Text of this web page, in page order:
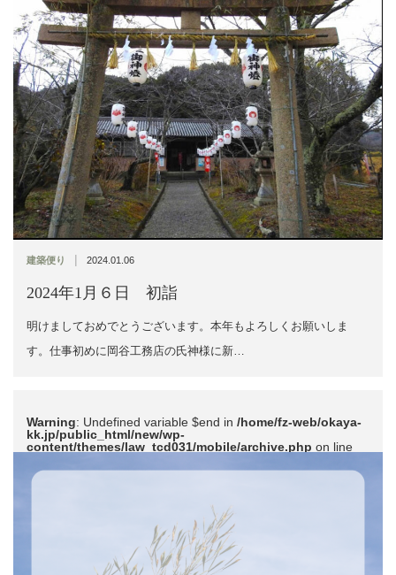
建築便り | 2024.01.06
2024年1月６日 初詣
明けましておめでとうございます。本年もよろしくお願いしま
す。仕事初めに岡谷工務店の氏神様に新…
Warning: Undefined variable $end in /home/fz-web/okaya-
kk.jp/public_html/new/wp-
content/themes/law_tcd031/mobile/archive.php on line